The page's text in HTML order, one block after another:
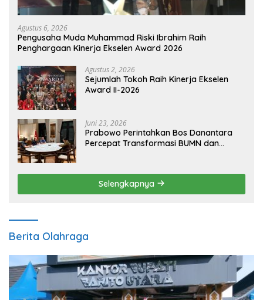
Agustus 6, 2026
Pengusaha Muda Muhammad Riski Ibrahim Raih
Penghargaan Kinerja Ekselen Award 2026
Agustus 2, 2026
Sejumlah Tokoh Raih Kinerja Ekselen
Award II-2026
Juni 23, 2026
Prabowo Perintahkan Bos Danantara
Percepat Transformasi BUMN dan
Selengkapnya
Berita Olahraga